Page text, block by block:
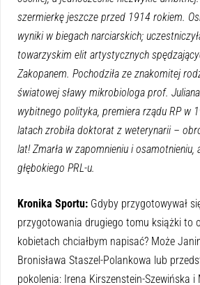
szermierkę jeszcze przed 1914 rokiem.
wyniki w biegach narciarskich;
towarzyskim elit artystycznych
Zakopanem. Pochodziła ze znakomitej
światowej sławy mikrobiologa prof.
wybitnego polityka, premiera rządu RP w
latach zrobiła doktorat z weterynarii –
lat! Zmarła w zapomnieniu i osamotnieniu,
głębokiego PRL-u.
Kronika Sportu: Gdyby przygotowywał
przygotowania drugiego tomu książki to
kobietach chciałbym napisać? Może
Bronisława Staszel-Polankowa lub
pokolenia: Irena Kirszenstein-Szewińska